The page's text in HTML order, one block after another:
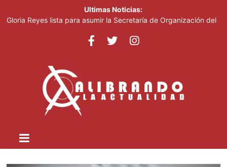
Ultimas Noticias:
Gloria Reyes lista para asumir la Secretaría de Organización del
Efemérides Patrias y el Instituto Duartiano en reunión solemne
Agente de la DIGESETT identifica a mujer reportada como
desaparecida tras encontrarla desorientada
Banreservas obtiene siete galardones en los Effie Awards
República Dominicana 2026